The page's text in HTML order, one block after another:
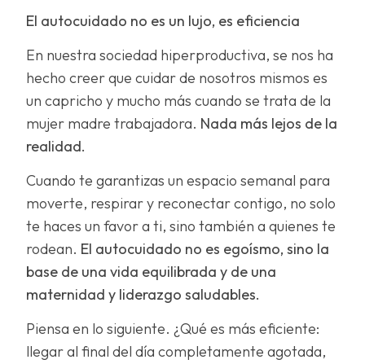
El autocuidado no es un lujo, es eficiencia
En nuestra sociedad hiperproductiva, se nos ha
hecho creer que cuidar de nosotros mismos es
un capricho y mucho más cuando se trata de la
mujer madre trabajadora. Nada más lejos de la
realidad.
Cuando te garantizas un espacio semanal para
moverte, respirar y reconectar contigo, no solo
te haces un favor a ti, sino también a quienes te
rodean. El autocuidado no es egoísmo, sino la
base de una vida equilibrada y de una
maternidad y liderazgo saludables.
Piensa en lo siguiente. ¿Qué es más eficiente:
llegar al final del día completamente agotada,